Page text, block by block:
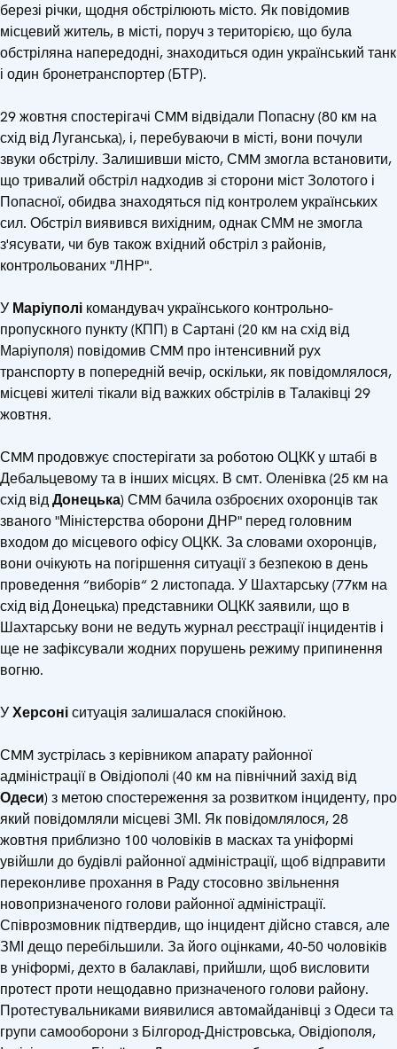
березі річки, щодня обстрілюють місто. Як повідомив
місцевий житель, в місті, поруч з територією, що була
обстріляна напередодні, знаходиться один український танк
і один бронетранспортер (БТР).
29 жовтня спостерігачі СMM відвідали Попасну (80 км на
схід від Луганська), і, перебуваючи в місті, вони почули
звуки обстрілу. Залишивши місто, СMM змогла встановити,
що тривалий обстріл надходив зі сторони міст Золотого і
Попасної, обидва знаходяться під контролем українських
сил. Обстріл виявився вихідним, однак СМM не змогла
з'ясувати, чи був також вхідний обстріл з районів,
контрольованих "ЛНР".
У Маріуполі командувач українського контрольно-
пропускного пункту (КПП) в Сартані (20 км на схід від
Маріуполя) повідомив СMM про інтенсивний рух
транспорту в попередній вечір, оскільки, як повідомлялося,
місцеві жителі тікали від важких обстрілів в Талаківці 29
жовтня.
СMM продовжує спостерігати за роботою ОЦКК у штабі в
Дебальцевому та в інших місцях. В смт. Оленівка (25 км на
схід відДонецька) СMM бачила озброєних охоронців так
званого "Міністерства оборони ДНР" перед головним
входом до місцевого офісу ОЦКК. За словами охоронців,
вони очікують на погіршення ситуації з безпекою в день
проведення “виборів“ 2 листопада. У Шахтарську (77км на
схід від Донецька) представники ОЦКК заявили, що в
Шахтарську вони не ведуть журнал реєстрації інцидентів і
ще не зафіксували жодних порушень режиму припинення
вогню.
УХерсоніситуація залишалася спокійною.
СMM зустрілась з керівником апарату районної
адміністрації в Овідіополі (40 км на північний захід від
Одеси) з метою спостереження за розвитком інциденту, про
який повідомляли місцеві ЗМІ. Як повідомлялося, 28
жовтня приблизно 100 чоловіків в масках та уніформі
увійшли до будівлі районної адміністрації, щоб відправити
переконливе прохання в Раду стосовно звільнення
новопризначеного голови районної адміністрації.
Співрозмовник підтвердив, що інцидент дійсно стався, але
ЗМІ дещо перебільшили. За його оцінками, 40-50 чоловіків
в уніформі, дехто в балаклаві, прийшли, щоб висловити
протест проти нещодавно призначеного голови району.
Протестувальниками виявилися автомайданівці з Одеси та
групи самооборони з Білгород-Дністровська, Овідіополя,